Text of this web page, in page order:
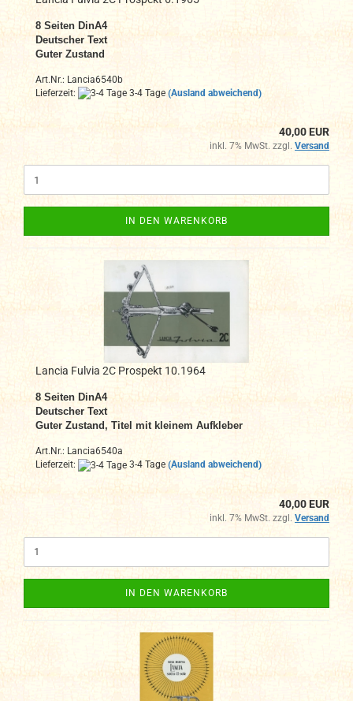
8 Seiten DinA4
Deutscher Text
Guter Zustand
Art.Nr.: Lancia6540b
Lieferzeit:
3-4 Tage (Ausland abweichend)
40,00 EUR
inkl. 7% MwSt. zzgl. Versand
IN DEN WARENKORB
Lancia Fulvia 2C Prospekt 10.1964
8 Seiten DinA4
Deutscher Text
Guter Zustand, Titel mit kleinem Aufkleber
Art.Nr.: Lancia6540a
Lieferzeit:
3-4 Tage (Ausland abweichend)
40,00 EUR
inkl. 7% MwSt. zzgl. Versand
IN DEN WARENKORB